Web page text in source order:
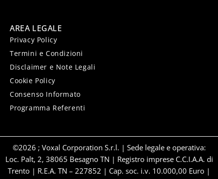
AREA LEGALE
Privacy Policy
Termini e Condizioni
Disclaimer e Note Legali
Cookie Policy
Consenso Informato
Programma Referenti
©2026 ; Voxal Corporation S.r.l. | Sede legale e operativa:
Loc. Palt, 2, 38065 Besagno TN | Registro imprese C.C.I.A.A. di
Trento | R.E.A. TN – 227852 | Cap. soc. i.v. 10.000,00 Euro |